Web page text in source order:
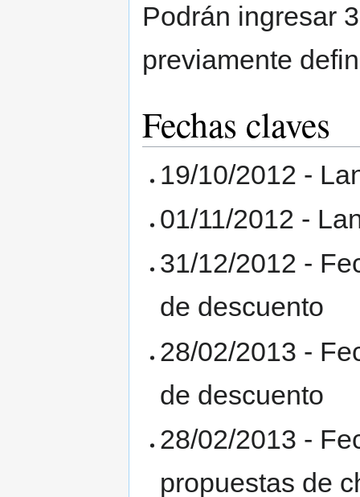
Podrán ingresar
previamente
Fechas claves
19/10/2012 -
01/11/2012 -
31/12/2012 -
de descuento
28/02/2013 -
de descuento
28/02/2013 -
propuestas de